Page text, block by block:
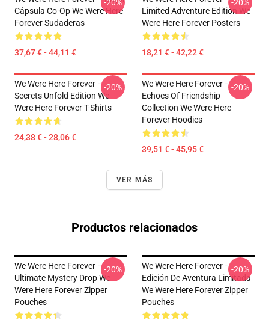
Cápsula Co-Op We Were Here
Forever Sudaderas
37,67 € - 44,11 €
-20%
Limited Adventure Edition We
Were Here Forever Posters
18,21 € - 42,22 €
-20%
We Were Here Forever –
Secrets Unfold Edition We
Were Here Forever T-Shirts
24,38 € - 28,06 €
-20%
We Were Here Forever –
Echoes Of Friendship
Collection We Were Here
Forever Hoodies
39,51 € - 45,95 €
-20%
VER MÁS
Productos relacionados
We Were Here Forever –
Ultimate Mystery Drop We
Were Here Forever Zipper
Pouches
-20%
We Were Here Forever –
Edición De Aventura Limitada
We Were Here Forever Zipper
Pouches
-20%